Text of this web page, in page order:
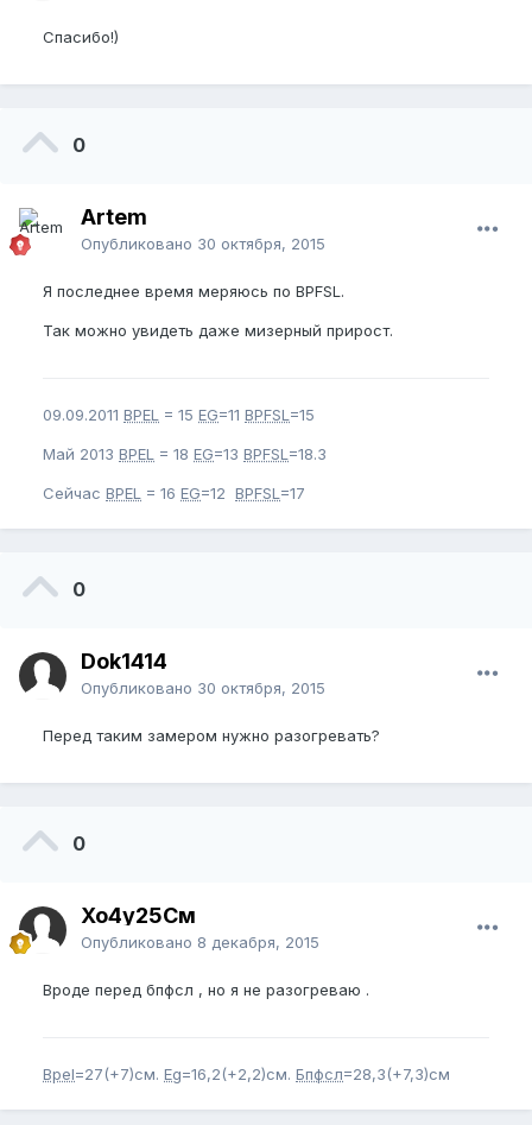
Спасибо!)
0
Artem
Опубликовано 30 октября, 2015
Я последнее время меряюсь по BPFSL.
Так можно увидеть даже мизерный прирост.
09.09.2011 BPEL = 15 EG=11 BPFSL =15
Май 2013 BPEL = 18 EG=13 BPFSL =18.3
Сейчас BPEL = 16 EG=12 BPFSL =17
0
Dok1414
Опубликовано 30 октября, 2015
Перед таким замером нужно разогревать?
0
Хо4у25См
Опубликовано 8 декабря, 2015
Вроде перед бпфсл , но я не разогреваю .
Bpel=27(+7)см. Eg=16,2(+2,2)см. Бпфсл=28,3(+7,3)см